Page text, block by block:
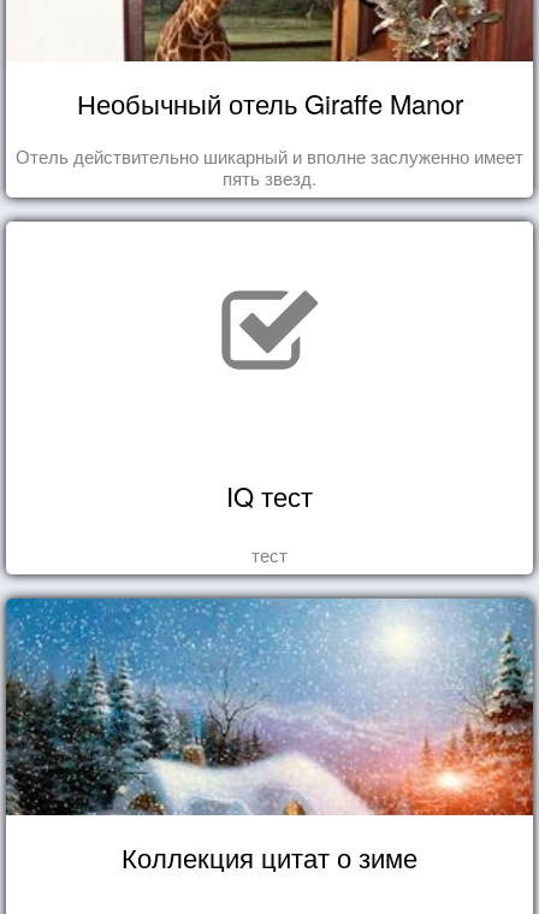
Необычный отель Giraffe Manor
Отель действительно шикарный и вполне заслуженно имеет
пять звезд.
IQ тест
тест
Коллекция цитат о зиме